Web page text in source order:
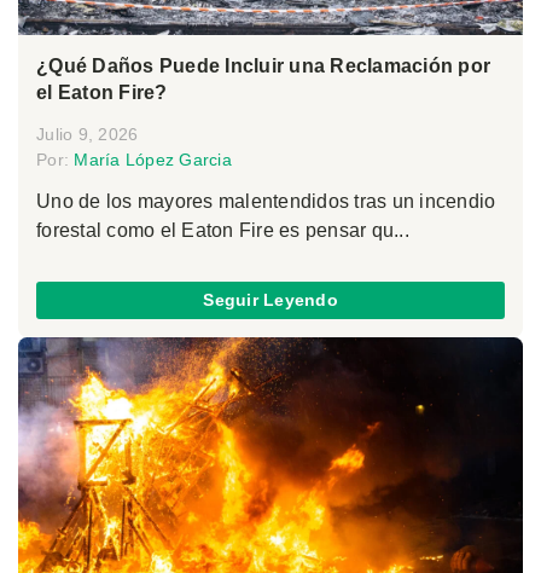
¿Qué Daños Puede Incluir una Reclamación por
el Eaton Fire?
Julio 9, 2026
Por: María López Garcia
Uno de los mayores malentendidos tras un incendio
forestal como el Eaton Fire es pensar qu...
Seguir Leyendo